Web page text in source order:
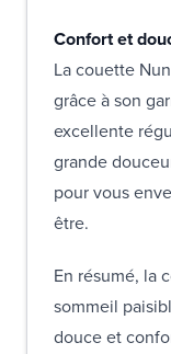
Confort et
La couette
grâce à son
excellente
grande
pour vous
être.
En résumé, la
sommeil
douce et